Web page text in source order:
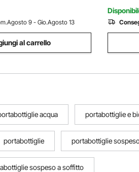
9 - Gio.Agosto 13
al carrello
acqua portabottiglie e
portabottiglie portabottiglie
sospeso a soffitto